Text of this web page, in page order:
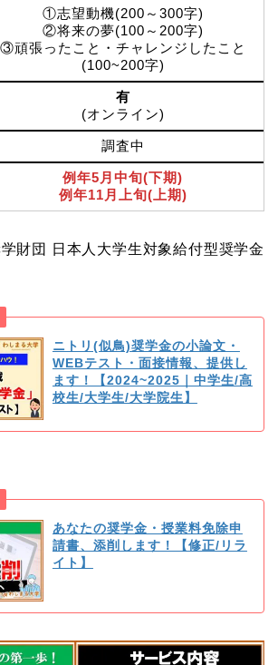
①志望動機(200～300字)
②将来の夢(100～200字)
③頑張ったこと・チャレンジしたこと
(100~200字)
有
(オンライン)
調査中
例年5月中旬(下期)
例年11月上旬(上期)
財団 日本人大学生対象給付型奨学金
ニトリ(似鳥)奨学金の小論文・
WEBテスト・面接情報、提供し
ます！【2024~2025｜中学生/高
校生/大学生/大学院生】
あなたの奨学金・授業料免除申
請書、添削します！【修正/リラ
イト】